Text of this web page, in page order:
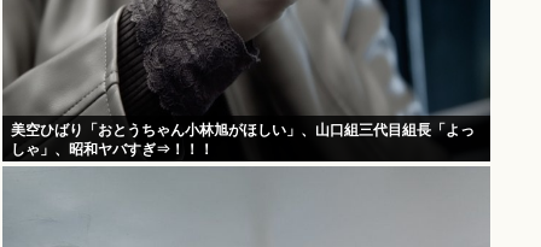
美空ひばり「おとうちゃん小林旭がほしい」、山口組三代目組長「よっ
しゃ」、昭和ヤバすぎ⇒！！！